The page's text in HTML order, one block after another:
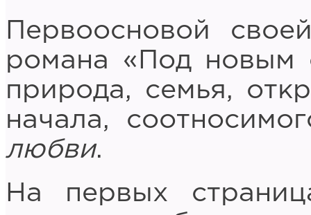
Первоосновой
романа «Под новым
природа, семья,
начала,
любви.
На первых